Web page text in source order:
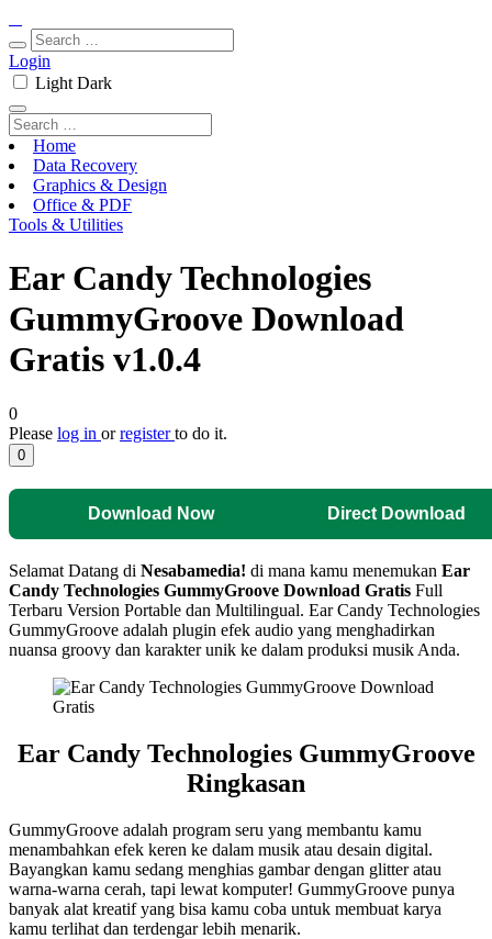
Login
Light Dark
Home
Data Recovery
Graphics & Design
Office & PDF
Tools & Utilities
Ear Candy Technologies
GummyGroove Download
Gratis v1.0.4
0
Please log in orregisterto do it.
0
Download Now Direct Download
Selamat Datang di Nesabamedia! di mana kamu menemukan Ear
Candy Technologies GummyGroove Download Gratis Full
Terbaru Version Portable dan Multilingual. Ear Candy Technologies
GummyGroove adalah plugin efek audio yang menghadirkan
nuansa groovy dan karakter unik ke dalam produksi musik Anda.
Ear Candy Technologies GummyGroove
Ringkasan
GummyGroove adalah program seru yang membantu kamu
menambahkan efek keren ke dalam musik atau desain digital.
Bayangkan kamu sedang menghias gambar dengan glitter atau
warna-warna cerah, tapi lewat komputer! GummyGroove punya
banyak alat kreatif yang bisa kamu coba untuk membuat karya
kamu terlihat dan terdengar lebih menarik.